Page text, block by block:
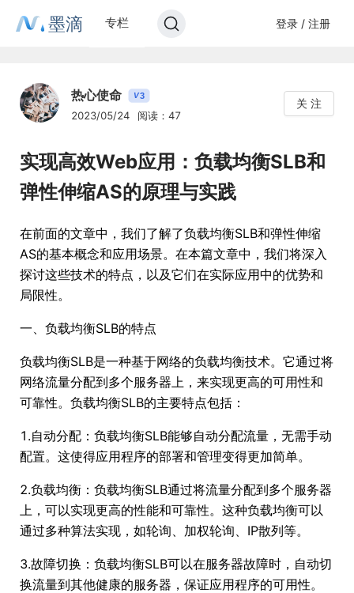
墨滴 专栏 登录 / 注册
热心使命 V3
2023/05/24 阅读：47
关 注
实现高效Web应用：负载均衡SLB和
弹性伸缩AS的原理与实践
在前面的文章中，我们了解了负载均衡SLB和弹性伸缩
AS的基本概念和应用场景。在本篇文章中，我们将深入
探讨这些技术的特点，以及它们在实际应用中的优势和
局限性。
一、负载均衡SLB的特点
负载均衡SLB是一种基于网络的负载均衡技术。它通过将
网络流量分配到多个服务器上，来实现更高的可用性和
可靠性。负载均衡SLB的主要特点包括：
1.自动分配：负载均衡SLB能够自动分配流量，无需手动
配置。这使得应用程序的部署和管理变得更加简单。
2.负载均衡：负载均衡SLB通过将流量分配到多个服务器
上，可以实现更高的性能和可靠性。这种负载均衡可以
通过多种算法实现，如轮询、加权轮询、IP散列等。
3.故障切换：负载均衡SLB可以在服务器故障时，自动切
换流量到其他健康的服务器，保证应用程序的可用性。